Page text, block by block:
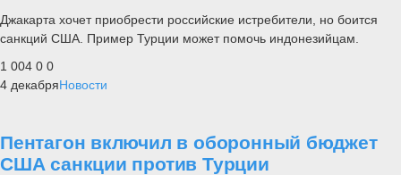
Джакарта хочет приобрести российские истребители, но боится
санкций США. Пример Турции может помочь индонезийцам.
1 004 0 0
4 декабряНовости
Пентагон включил в оборонный бюджет
США санкции против Турции